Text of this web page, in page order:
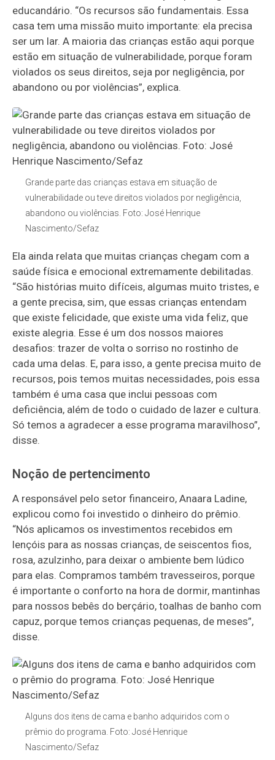
educandário. “Os recursos são fundamentais. Essa
casa tem uma missão muito importante: ela precisa
ser um lar. A maioria das crianças estão aqui porque
estão em situação de vulnerabilidade, porque foram
violados os seus direitos, seja por negligência, por
abandono ou por violências”, explica.
Grande parte das crianças estava em situação de
vulnerabilidade ou teve direitos violados por negligência,
abandono ou violências. Foto: José Henrique
Nascimento/Sefaz
Ela ainda relata que muitas crianças chegam com a
saúde física e emocional extremamente debilitadas.
“São histórias muito difíceis, algumas muito tristes, e
a gente precisa, sim, que essas crianças entendam
que existe felicidade, que existe uma vida feliz, que
existe alegria. Esse é um dos nossos maiores
desafios: trazer de volta o sorriso no rostinho de
cada uma delas. E, para isso, a gente precisa muito de
recursos, pois temos muitas necessidades, pois essa
também é uma casa que inclui pessoas com
deficiência, além de todo o cuidado de lazer e cultura.
Só temos a agradecer a esse programa maravilhoso”,
disse.
Noção de pertencimento
A responsável pelo setor financeiro, Anaara Ladine,
explicou como foi investido o dinheiro do prêmio.
“Nós aplicamos os investimentos recebidos em
lençóis para as nossas crianças, de seiscentos fios,
rosa, azulzinho, para deixar o ambiente bem lúdico
para elas. Compramos também travesseiros, porque
é importante o conforto na hora de dormir, mantinhas
para nossos bebês do berçário, toalhas de banho com
capuz, porque temos crianças pequenas, de meses”,
disse.
Alguns dos itens de cama e banho adquiridos com o
prêmio do programa. Foto: José Henrique
Nascimento/Sefaz